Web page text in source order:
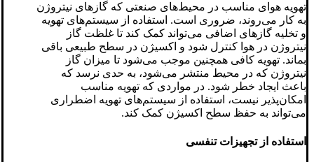
تهویه هوای مناسب در محیط‌های صنعتی که گازهای نیتروژن
به کار می‌روند، ضروری است. استفاده از سیستم‌های تهویه
و تخلیه گازهای اضافی می‌تواند کمک کند تا غلظت گاز
نیتروژن در هوا کنترل شود و اکسیژن در سطح طبیعی باقی
بماند. تهویه کافی همچنین موجب می‌شود تا میزان گاز
نیتروژن که در محیط منتشر می‌شود، به حدی نرسد که
باعث ایجاد خطر شود. در مواردی که تهویه مناسب
امکان‌پذیر نیست، استفاده از سیستم‌های تهویه اضطراری
می‌تواند به حفظ سطح اکسیژن کمک کند.
استفاده از تجهیزات تنفسی